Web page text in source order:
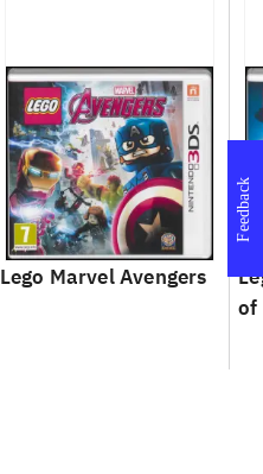
Lego Marvel Avengers
of
Feedback